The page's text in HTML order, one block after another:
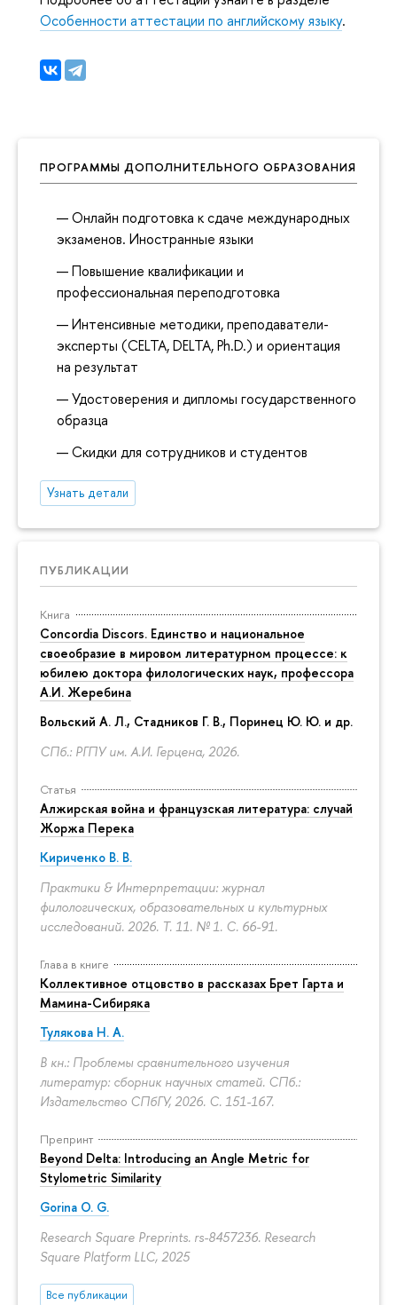
ПРОГРАММЫ ДОПОЛНИТЕЛЬНОГО ОБРАЗОВАНИЯ
Онлайн подготовка к сдаче международных
экзаменов. Иностранные языки
Повышение квалификации и
профессиональная переподготовка
Интенсивные методики, преподаватели-
эксперты (CELTA, DELTA, Ph.D.) и ориентация
на результат
Удостоверения и дипломы государственного
образца
Скидки для сотрудников и студентов
Узнать детали
ПУБЛИКАЦИИ
Книга
Concordia Discors. Единство и национальное
своеобразие в мировом литературном процессе: к
юбилею доктора филологических наук, профессора
А.И. Жеребина
Вольский А. Л., Стадников Г. В., Поринец Ю. Ю. и др.
СПб.: РГПУ им. А.И. Герцена, 2026.
Статья
Алжирская война и французская литература: случай
Жоржа Перека
Кириченко В. В.
Практики & Интерпретации: журнал
филологических, образовательных и культурных
исследований. 2026. Т. 11. № 1. С. 66-91.
Глава в книге
Коллективное отцовство в рассказах Брет Гарта и
Мамина-Сибиряка
Тулякова Н. А.
В кн.: Проблемы сравнительного изучения
литератур: сборник научных статей. СПб.:
Издательство СПбГУ, 2026. С. 151-167.
Препринт
Beyond Delta: Introducing an Angle Metric for
Stylometric Similarity
Gorina O. G.
Research Square Preprints. rs-8457236. Research
Square Platform LLC, 2025
Все публикации
Особенности аттестации по английскому языку.